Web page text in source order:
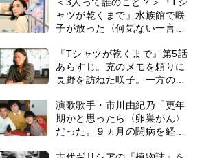
オプラストスと向き合った50
年」もっと見る